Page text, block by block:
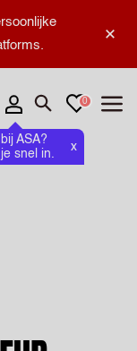
×
ASA?
snel in.
x
Zoeken openen
Favorieten
0